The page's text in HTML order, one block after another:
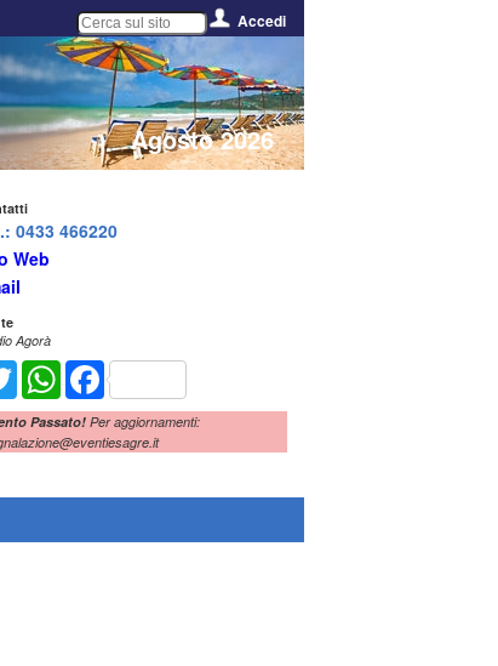
Accedi
Agosto 2026
0433 466220
Web
Agorà
Twitter WhatsAppFacebook
Passato! Per aggiornamenti: